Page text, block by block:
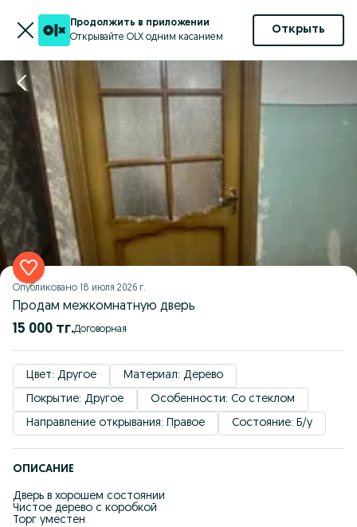
Продолжить в приложении
Открывайте OLX одним касанием
Открыть
Опубликовано 18 июля 2026 г.
Продам межкомнатную дверь
15 000 тг. Договорная
Цвет: Другое
Материал: Дерево
Покрытие: Другое
Особенности: Со стеклом
Направление открывания: Правое
Состояние: Б/у
ОПИСАНИЕ
Дверь в хорошем состоянии
Чистое дерево с коробкой
Торг уместен